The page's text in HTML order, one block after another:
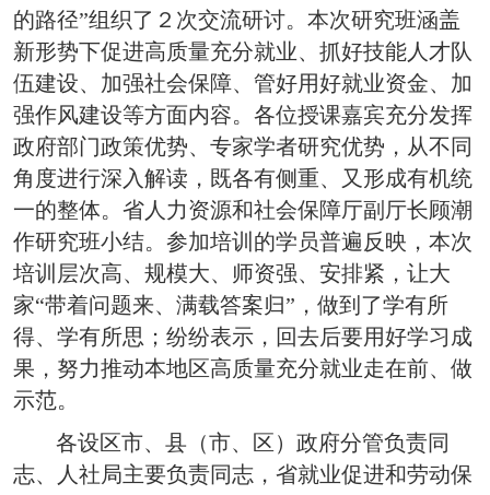
的路径”组织了２次交流研讨。本次研究班涵盖
新形势下促进高质量充分就业、抓好技能人才队
伍建设、加强社会保障、管好用好就业资金、加
强作风建设等方面内容。各位授课嘉宾充分发挥
政府部门政策优势、专家学者研究优势，从不同
角度进行深入解读，既各有侧重、又形成有机统
一的整体。省人力资源和社会保障厅副厅长顾潮
作研究班小结。参加培训的学员普遍反映，本次
培训层次高、规模大、师资强、安排紧，让大
家“带着问题来、满载答案归”，做到了学有所
得、学有所思；纷纷表示，回去后要用好学习成
果，努力推动本地区高质量充分就业走在前、做
示范。
各设区市、县（市、区）政府分管负责同
志、人社局主要负责同志，省就业促进和劳动保